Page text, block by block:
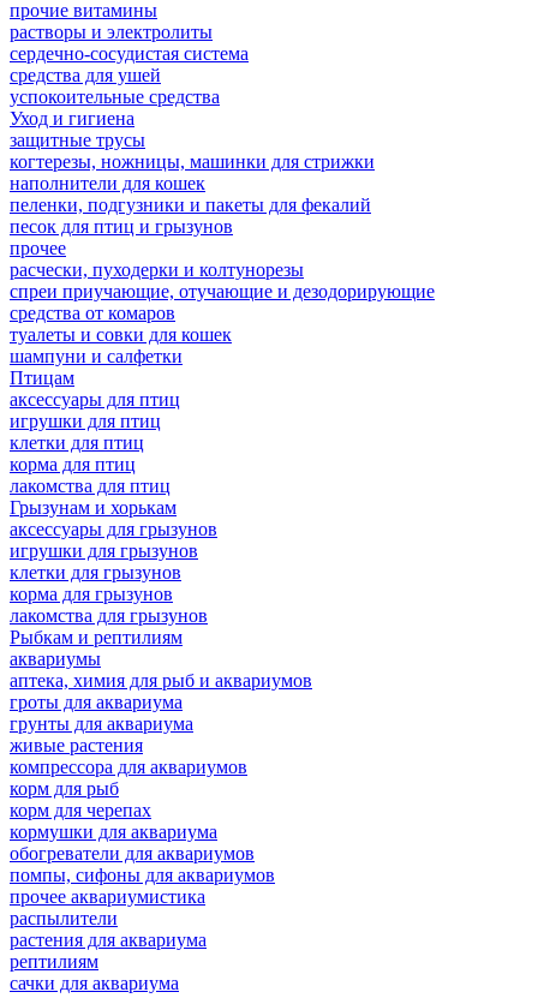
прочие витамины
растворы и электролиты
сердечно-сосудистая система
средства для ушей
успокоительные средства
Уход и гигиена
защитные трусы
когтерезы, ножницы, машинки для стрижки
наполнители для кошек
пеленки, подгузники и пакеты для фекалий
песок для птиц и грызунов
прочее
расчески, пуходерки и колтунорезы
спреи приучающие, отучающие и дезодорирующие
средства от комаров
туалеты и совки для кошек
шампуни и салфетки
Птицам
аксессуары для птиц
игрушки для птиц
клетки для птиц
корма для птиц
лакомства для птиц
Грызунам и хорькам
аксессуары для грызунов
игрушки для грызунов
клетки для грызунов
корма для грызунов
лакомства для грызунов
Рыбкам и рептилиям
аквариумы
аптека, химия для рыб и аквариумов
гроты для аквариума
грунты для аквариума
живые растения
компрессора для аквариумов
корм для рыб
корм для черепах
кормушки для аквариума
обогреватели для аквариумов
помпы, сифоны для аквариумов
прочее аквариумистика
распылители
растения для аквариума
рептилиям
сачки для аквариума